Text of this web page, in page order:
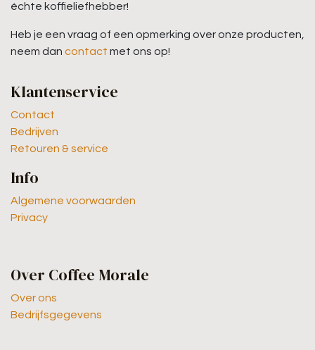
échte koffieliefhebber!
Heb je een vraag of een opmerking over onze producten,
neem dan contact met ons op!
Klantenservice
Contact
Bedrijven
Retouren & service
Info
Algemene voorwaarden
Privacy
Over Coffee Morale
Over ons
Bedrijfsgegevens